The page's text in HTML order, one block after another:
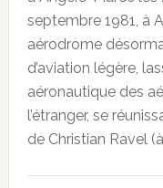
septembre 1981, à
aérodrome
d’aviation légère,
aéronautique des
l’étranger, se
de Christian Ravel